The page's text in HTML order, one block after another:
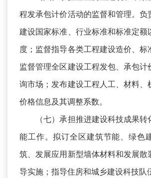
程发承包计价活动的监督和管理。负
建设国家标准、行业标准和标准定额
度；监督指导各类工程建设造价、标
监督管理全区建设工程发包、承包计
询市场；发布建设工程人工、材料、
价格信息及其调整系数。
（七）承担推进建设科技成果转
能工作。拟订全区建筑节能、绿色
筑、发展应用新型墙体材料和发展散
导实施；指导住房和城乡建设科技队